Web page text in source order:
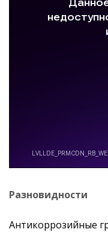
Разновидности
Антикоррозийные